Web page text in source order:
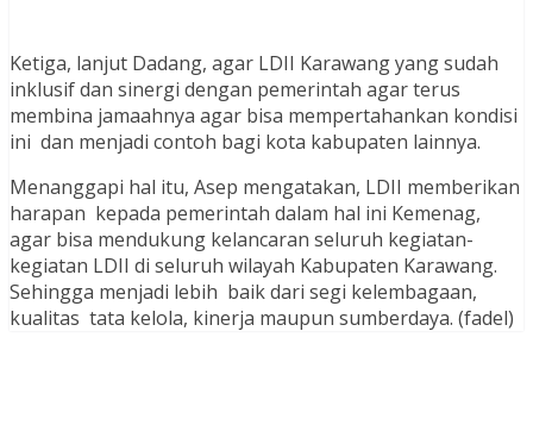
Ketiga, lanjut Dadang, agar LDII Karawang yang sudah
inklusif dan sinergi dengan pemerintah agar terus
membina jamaahnya agar bisa mempertahankan kondisi
ini dan menjadi contoh bagi kota kabupaten lainnya.
Menanggapi hal itu, Asep mengatakan, LDII memberikan
harapan kepada pemerintah dalam hal ini Kemenag,
agar bisa mendukung kelancaran seluruh kegiatan-
kegiatan LDII di seluruh wilayah Kabupaten Karawang.
Sehingga menjadi lebih baik dari segi kelembagaan,
kualitas tata kelola, kinerja maupun sumberdaya. (fadel)